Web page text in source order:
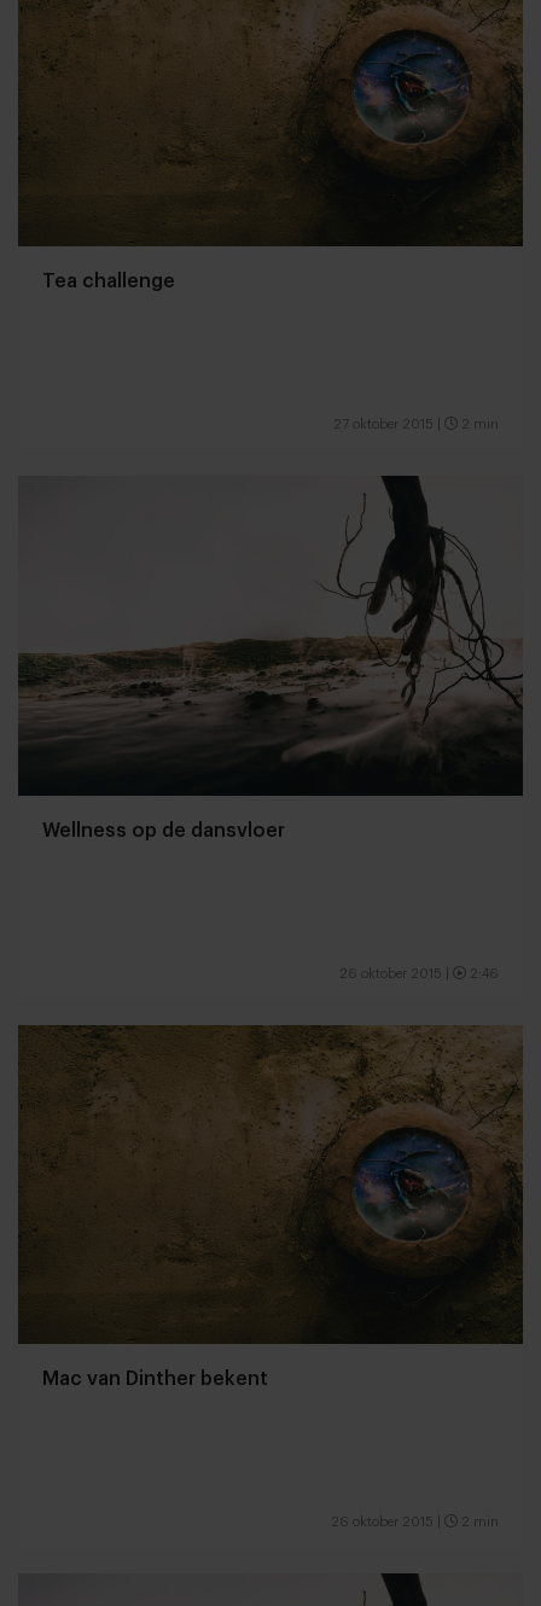
Tea challenge
27 oktober 2015 2 min
Wellness op de dansvloer
26 oktober 2015 2:46
Mac van Dinther bekent
26 oktober 2015 2 min